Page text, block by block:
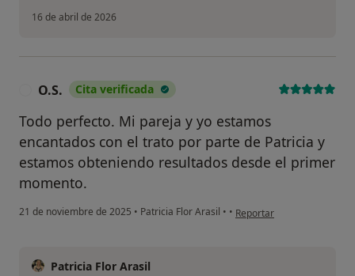
16 de abril de 2026
O.S. Cita verificada
Todo perfecto. Mi pareja y yo estamos
encantados con el trato por parte de Patricia y
estamos obteniendo resultados desde el primer
momento.
21 de noviembre de 2025 • Patricia Flor Arasil • • en opinión del usuario O.S.
Reportar
Patricia Flor Arasil
¿Alguna vez has usado una app
o chatbot de IA para hablar
sobre un tema emocional o
psicológico?
Sí, varias veces